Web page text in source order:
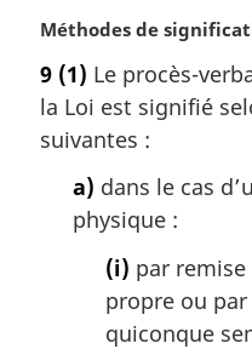
N
t
e
m
Méthodes de
9 (1) Le procès-
la Loi est signifié
suivantes :
a) dans le cas
physique :
(i) par remise
propre ou par
quiconque